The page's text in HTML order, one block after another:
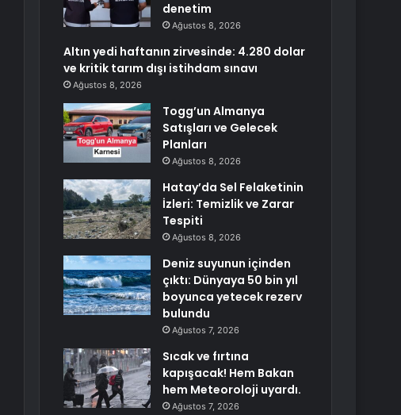
denetim
Ağustos 8, 2026
Altın yedi haftanın zirvesinde: 4.280 dolar
ve kritik tarım dışı istihdam sınavı
Ağustos 8, 2026
Togg’un Almanya
Satışları ve Gelecek
Planları
Ağustos 8, 2026
Hatay’da Sel Felaketinin
İzleri: Temizlik ve Zarar
Tespiti
Ağustos 8, 2026
Deniz suyunun içinden
çıktı: Dünyaya 50 bin yıl
boyunca yetecek rezerv
bulundu
Ağustos 7, 2026
Sıcak ve fırtına
kapışacak! Hem Bakan
hem Meteoroloji uyardı.
Ağustos 7, 2026